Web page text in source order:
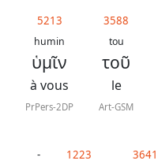
5213
humin
ὑμῖν
à vous
PrPers-2DP
3588
tou
τοῦ
le
Art-GSM
- 1223 3641